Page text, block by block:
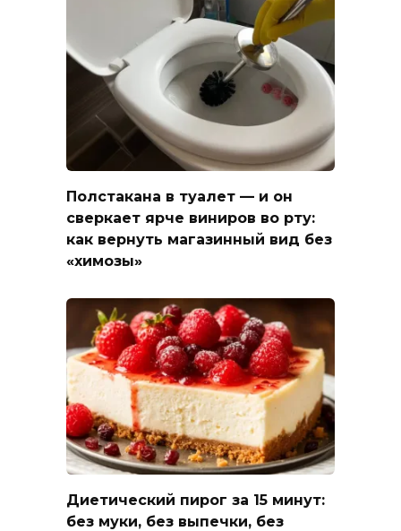
Полстакана в туалет — и он
сверкает ярче виниров во рту:
как вернуть магазинный вид без
«химозы»
Диетический пирог за 15 минут:
без муки, без выпечки, без